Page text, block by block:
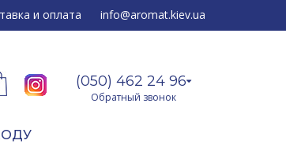
и оплата info@aromat.kiev.ua
(050) 462 24 96
Обратный звонок